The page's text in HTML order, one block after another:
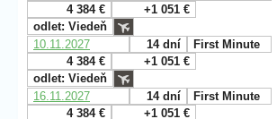
4 384 €
+1 051 €
odlet: Viedeň
10.11.2027
14 dní
First Minute
4 384 €
+1 051 €
odlet: Viedeň
16.11.2027
14 dní
First Minute
4 384 €
+1 051 €